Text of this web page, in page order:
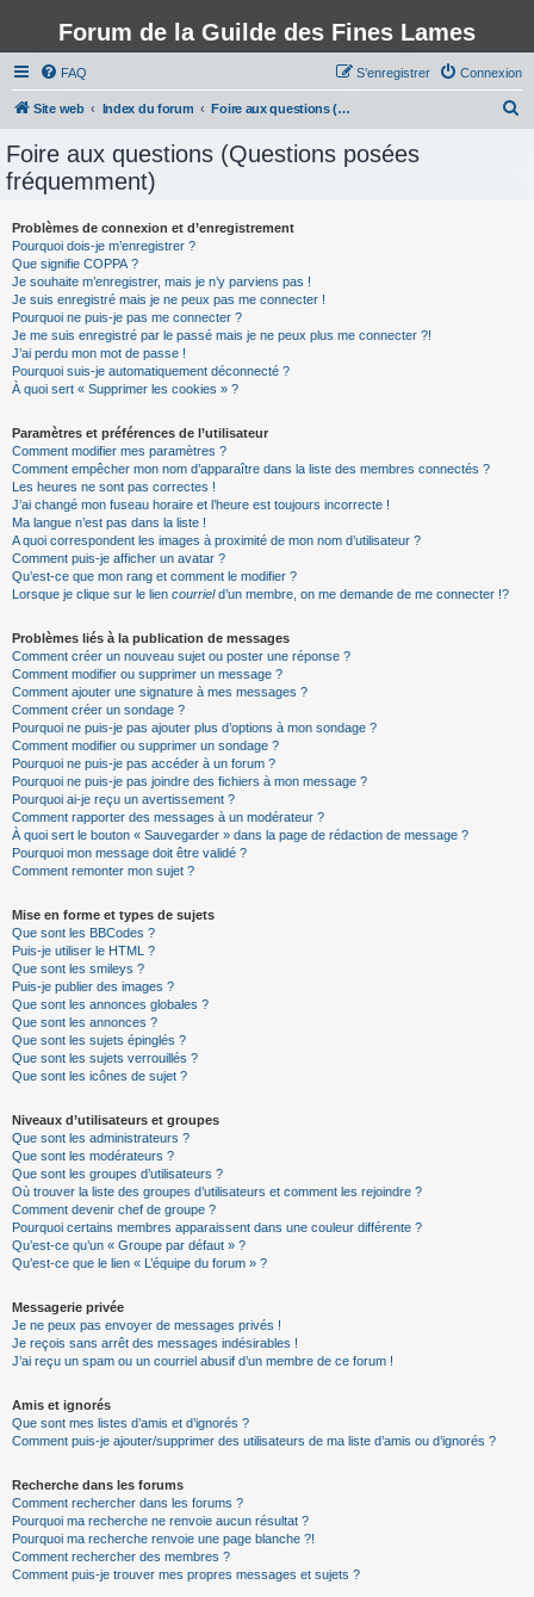
Forum de la Guilde des Fines Lames
FAQ Connexion
S’enregistrer
Site web Index du forum Foire aux questions (Questions posées fréquemment)
Foire aux questions (Questions posées
fréquemment)
Problèmes de connexion et d’enregistrement
Pourquoi dois-je m’enregistrer ?
Que signifie COPPA ?
Je souhaite m’enregistrer, mais je n’y parviens pas !
Je suis enregistré mais je ne peux pas me connecter !
Pourquoi ne puis-je pas me connecter ?
Je me suis enregistré par le passé mais je ne peux plus me connecter ?!
J’ai perdu mon mot de passe !
Pourquoi suis-je automatiquement déconnecté ?
À quoi sert « Supprimer les cookies » ?
Paramètres et préférences de l’utilisateur
Comment modifier mes paramètres ?
Comment empêcher mon nom d’apparaître dans la liste des membres connectés ?
Les heures ne sont pas correctes !
J’ai changé mon fuseau horaire et l’heure est toujours incorrecte !
Ma langue n’est pas dans la liste !
A quoi correspondent les images à proximité de mon nom d’utilisateur ?
Comment puis-je afficher un avatar ?
Qu’est-ce que mon rang et comment le modifier ?
Lorsque je clique sur le lien courrield’un membre, on me demande de me connecter !?
Problèmes liés à la publication de messages
Comment créer un nouveau sujet ou poster une réponse ?
Comment modifier ou supprimer un message ?
Comment ajouter une signature à mes messages ?
Comment créer un sondage ?
Pourquoi ne puis-je pas ajouter plus d’options à mon sondage ?
Comment modifier ou supprimer un sondage ?
Pourquoi ne puis-je pas accéder à un forum ?
Pourquoi ne puis-je pas joindre des fichiers à mon message ?
Pourquoi ai-je reçu un avertissement ?
Comment rapporter des messages à un modérateur ?
À quoi sert le bouton « Sauvegarder » dans la page de rédaction de message ?
Pourquoi mon message doit être validé ?
Comment remonter mon sujet ?
Mise en forme et types de sujets
Que sont les BBCodes ?
Puis-je utiliser le HTML ?
Que sont les smileys ?
Puis-je publier des images ?
Que sont les annonces globales ?
Que sont les annonces ?
Que sont les sujets épinglés ?
Que sont les sujets verrouillés ?
Que sont les icônes de sujet ?
Niveaux d’utilisateurs et groupes
Que sont les administrateurs ?
Que sont les modérateurs ?
Que sont les groupes d’utilisateurs ?
Où trouver la liste des groupes d’utilisateurs et comment les rejoindre ?
Comment devenir chef de groupe ?
Pourquoi certains membres apparaissent dans une couleur différente ?
Qu’est-ce qu’un « Groupe par défaut » ?
Qu’est-ce que le lien « L’équipe du forum » ?
Messagerie privée
Je ne peux pas envoyer de messages privés !
Je reçois sans arrêt des messages indésirables !
J’ai reçu un spam ou un courriel abusif d’un membre de ce forum !
Amis et ignorés
Que sont mes listes d’amis et d’ignorés ?
Comment puis-je ajouter/supprimer des utilisateurs de ma liste d’amis ou d’ignorés ?
Recherche dans les forums
Comment rechercher dans les forums ?
Pourquoi ma recherche ne renvoie aucun résultat ?
Pourquoi ma recherche renvoie une page blanche ?!
Comment rechercher des membres ?
Comment puis-je trouver mes propres messages et sujets ?